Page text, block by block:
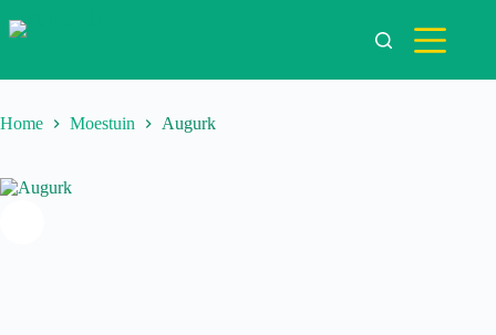
naar
Home Moestuin Augurk